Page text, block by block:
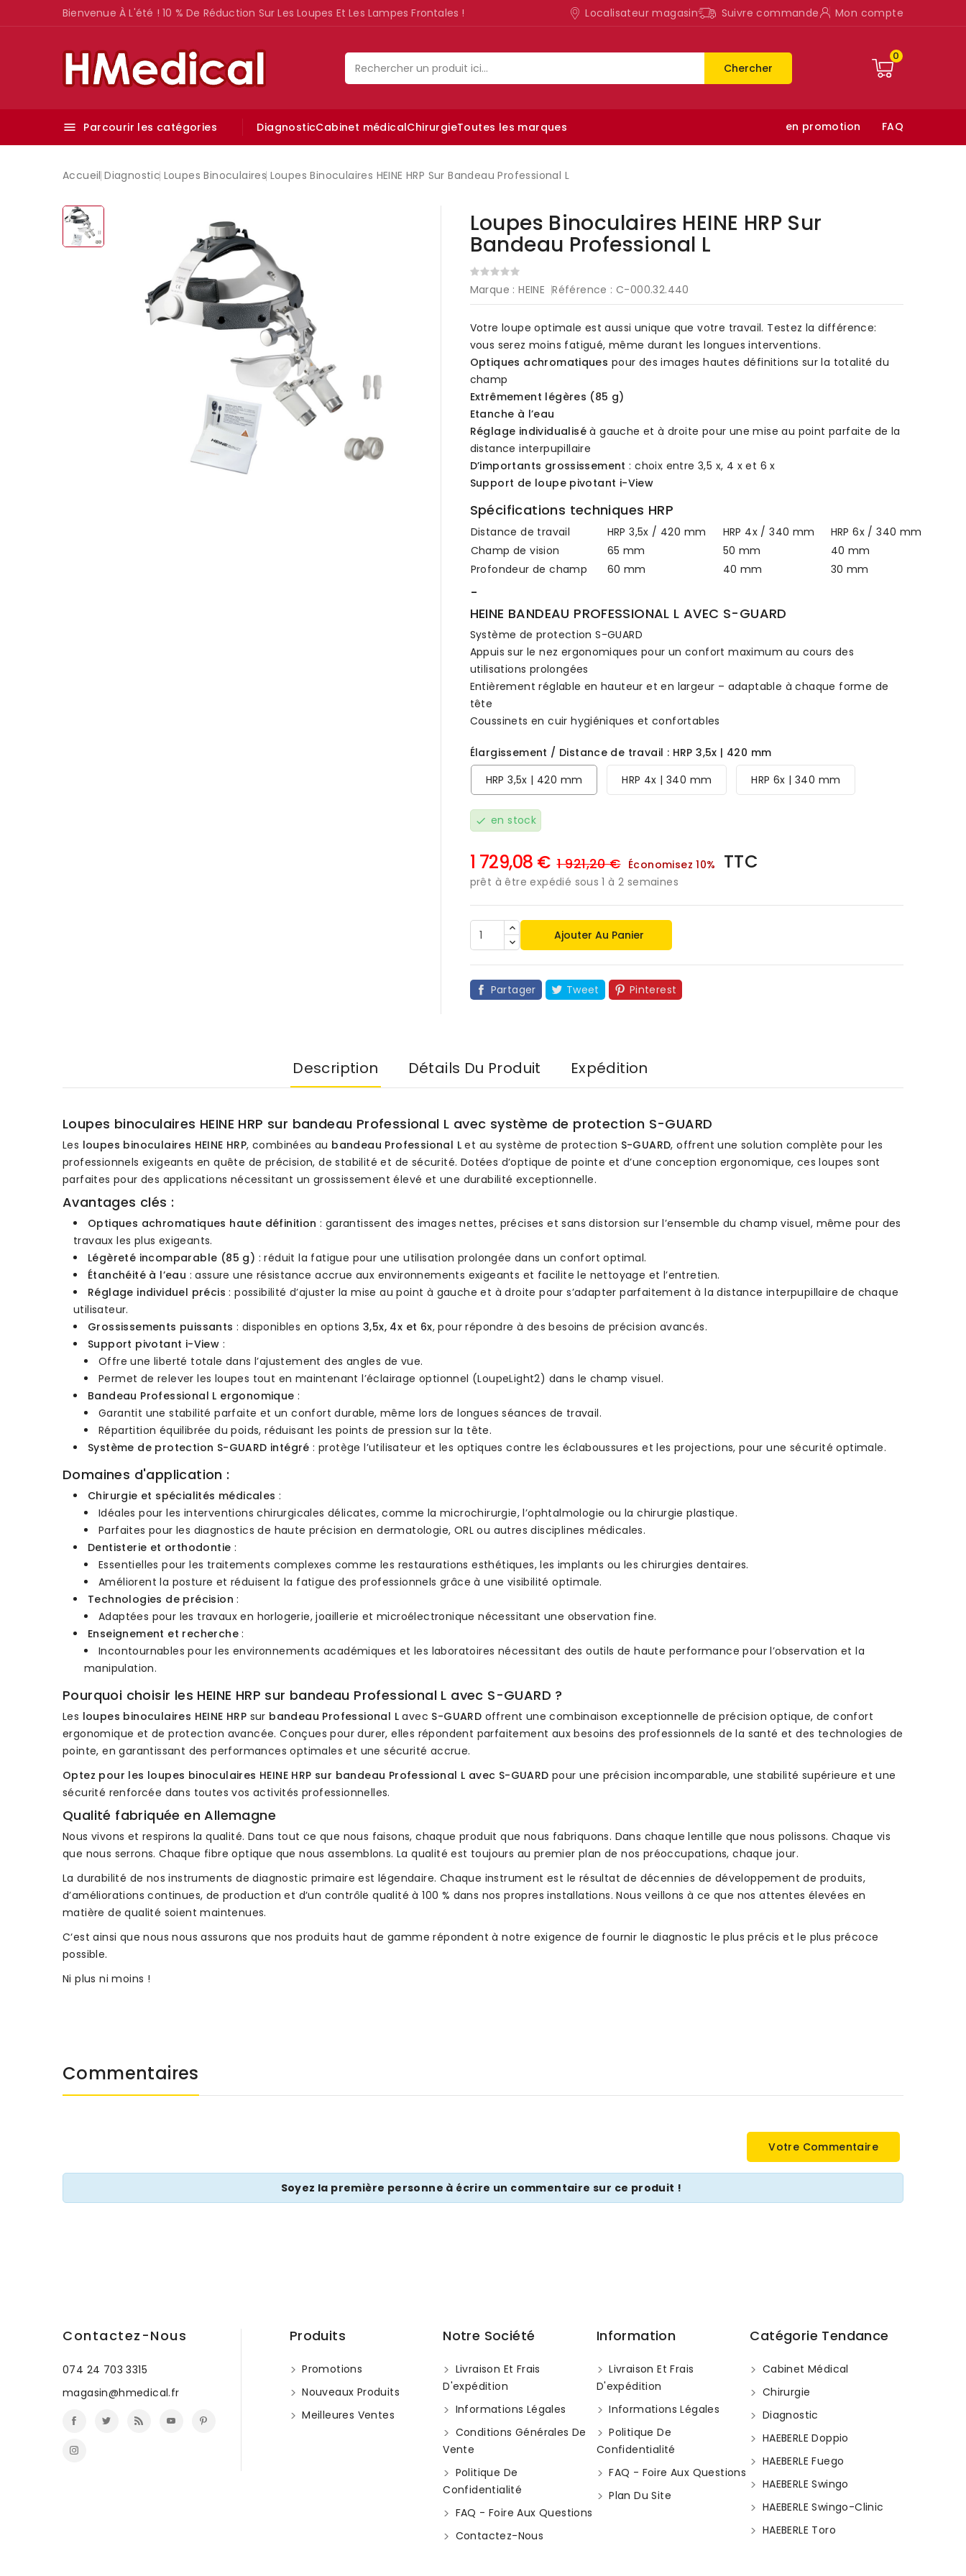
Bienvenue À L'été ! 10 % De Réduction Sur Les Loupes Et Les Lampes Frontales ! Localisateur magasin Suivre commande Mon compte
Chercher
0
 Parcourir les catégories DiagnosticCabinet médicalChirurgieToutes les marques en promotion FAQ
Accueil Diagnostic Loupes Binoculaires Loupes Binoculaires HEINE HRP Sur Bandeau Professional L
Loupes Binoculaires HEINE HRP Sur
Bandeau Professional L
Marque : HEINE Référence : C-000.32.440
Votre loupe optimale est aussi unique que votre travail. Testez la différence:
vous serez moins fatigué, même durant les longues interventions.
Optiques achromatiques pour des images hautes définitions sur la totalité du
champ
Extrêmement légères (85 g)
Etanche à l’eau
Réglage individualiséà gauche et à droite pour une mise au point parfaite de la
distance interpupillaire
D’importants grossissement : choix entre 3,5 x, 4 x et 6 x
Support de loupe pivotant i-View
Spécifications techniques HRP
Distance de travail HRP 3,5x / 420 mm HRP 4x / 340 mm
HRP 6x / 340 mm
Champ de vision
65 mm 50 mm
40 mm
Profondeur de champ
60 mm 40 mm 30 mm
-
HEINE BANDEAU PROFESSIONAL L AVEC S-GUARD
Système de protection S-GUARD
Appuis sur le nez ergonomiques pour un confort maximum au cours des
utilisations prolongées
Entièrement réglable en hauteur et en largeur – adaptable à chaque forme de
tête
Coussinets en cuir hygiéniques et confortables
Élargissement / Distance de travail : HRP 3,5x | 420 mm
HRP 3,5x | 420 mm
HRP 4x | 340 mm HRP 6x | 340 mm
check en stock
1 729,08 € 1 921,20 € Économisez 10% TTC
prêt à être expédié sous 1 à 2 semaines
Ajouter Au Panier
Partager Tweet Pinterest
Description Détails Du Produit Expédition
Loupes binoculaires HEINE HRP sur bandeau Professional L avec système de protection S-GUARD
Les loupes binoculaires HEINE HRP, combinées au bandeau Professional L et au système de protection S-GUARD, offrent une solution complète pour les
professionnels exigeants en quête de précision, de stabilité et de sécurité. Dotées d’optique de pointe et d’une conception ergonomique, ces loupes sont
parfaites pour des applications nécessitant un grossissement élevé et une durabilité exceptionnelle.
Avantages clés :
Optiques achromatiques haute définition : garantissent des images nettes, précises et sans distorsion sur l’ensemble du champ visuel, même pour des
travaux les plus exigeants.
Légèreté incomparable (85 g) : réduit la fatigue pour une utilisation prolongée dans un confort optimal.
Étanchéité à l’eau : assure une résistance accrue aux environnements exigeants et facilite le nettoyage et l’entretien.
Réglage individuel précis : possibilité d’ajuster la mise au point à gauche et à droite pour s’adapter parfaitement à la distance interpupillaire de chaque
utilisateur.
Grossissements puissants : disponibles en options3,5x, 4x et 6x, pour répondre à des besoins de précision avancés.
Support pivotant i-View :
Offre une liberté totale dans l’ajustement des angles de vue.
Permet de relever les loupes tout en maintenant l’éclairage optionnel (LoupeLight2) dans le champ visuel.
Bandeau Professional L ergonomique :
Garantit une stabilité parfaite et un confort durable, même lors de longues séances de travail.
Répartition équilibrée du poids, réduisant les points de pression sur la tête.
Système de protection S-GUARD intégré : protège l’utilisateur et les optiques contre les éclaboussures et les projections, pour une sécurité optimale.
Domaines d'application :
Chirurgie et spécialités médicales :
Idéales pour les interventions chirurgicales délicates, comme la microchirurgie, l’ophtalmologie ou la chirurgie plastique.
Parfaites pour les diagnostics de haute précision en dermatologie, ORL ou autres disciplines médicales.
Dentisterie et orthodontie :
Essentielles pour les traitements complexes comme les restaurations esthétiques, les implants ou les chirurgies dentaires.
Améliorent la posture et réduisent la fatigue des professionnels grâce à une visibilité optimale.
Technologies de précision :
Adaptées pour les travaux en horlogerie, joaillerie et microélectronique nécessitant une observation fine.
Enseignement et recherche :
Incontournables pour les environnements académiques et les laboratoires nécessitant des outils de haute performance pour l’observation et la
manipulation.
Pourquoi choisir les HEINE HRP sur bandeau Professional L avec S-GUARD ?
Les loupes binoculaires HEINE HRP sur bandeau Professional L avec S-GUARD offrent une combinaison exceptionnelle de précision optique, de confort
ergonomique et de protection avancée. Conçues pour durer, elles répondent parfaitement aux besoins des professionnels de la santé et des technologies de
pointe, en garantissant des performances optimales et une sécurité accrue.
Optez pour les loupes binoculaires HEINE HRP sur bandeau Professional L avec S-GUARD pour une précision incomparable, une stabilité supérieure et une
sécurité renforcée dans toutes vos activités professionnelles.
Qualité fabriquée en Allemagne
Nous vivons et respirons la qualité. Dans tout ce que nous faisons, chaque produit que nous fabriquons. Dans chaque lentille que nous polissons. Chaque vis
que nous serrons. Chaque fibre optique que nous assemblons. La qualité est toujours au premier plan de nos préoccupations, chaque jour.
La durabilité de nos instruments de diagnostic primaire est légendaire. Chaque instrument est le résultat de décennies de développement de produits,
d’améliorations continues, de production et d’un contrôle qualité à 100 % dans nos propres installations. Nous veillons à ce que nos attentes élevées en
matière de qualité soient maintenues.
C‘est ainsi que nous nous assurons que nos produits haut de gamme répondent à notre exigence de fournir le diagnostic le plus précis et le plus précoce
possible.
Ni plus ni moins !
Commentaires
Votre Commentaire
Soyez la première personne à écrire un commentaire sur ce produit !
Contactez-Nous
074 24 703 3315
magasin@hmedical.fr
Produits
Promotions
Nouveaux Produits
Meilleures Ventes
Notre Société
Livraison Et Frais
D'expédition
Informations Légales
Conditions Générales De
Vente
Politique De
Confidentialité
FAQ - Foire Aux Questions
Contactez-Nous
Information
Livraison Et Frais
D'expédition
Informations Légales
Politique De
Confidentialité
FAQ - Foire Aux Questions
Plan Du Site
Catégorie Tendance
Cabinet Médical
Chirurgie
Diagnostic
HAEBERLE Doppio
HAEBERLE Fuego
HAEBERLE Swingo
HAEBERLE Swingo-Clinic
HAEBERLE Toro